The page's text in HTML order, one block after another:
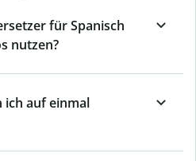
für Spanisch
nutzen?
ich auf einmal